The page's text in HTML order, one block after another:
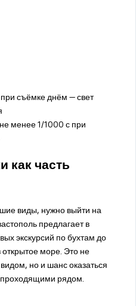
съёмке днём — свет
менее 1/1000 с при
как часть
виды, нужно выйти на
предлагает в
экскурсий по бухтам до
открытое море. Это не
но и шанс оказаться
рядом.